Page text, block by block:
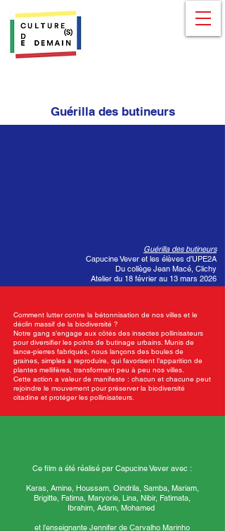
Guérilla des butineurs
Guérilla des butineurs
Capucine Vever et les élèves d’UPE2A
Du collège Jean Macé, Clichy
Atelier du 18 février au 13 mars 2026
Comment lutter contre la bétonnisation de nos villes et le
déclin massif de la biodiversité ?
Notre gang s’engage aux côtés des insectes pollinisateurs
pour diversifier les points de butinage urbains. Munis de
lance-pierres fabriqués, nous lançons des boules de
graines, simples à reproduire, qui favorisent l’apparition de
plantes mellifères, transformant peu à peu nos villes.
Cette action a valeur de manifeste : chacun et chacune peut
rejoindre le mouvement pour préserver la biodiversité
citadine et protéger les pollinisateurs.
Ce film a été réalisé par Capucine Vever avec :
Karas, Amine, Houssam, Oindrila, Samba, Mariam,
Brigitte, Fatima, Maryorie, Lina, Nibir, Fatimata,
Ibrahim, Adam, Mohamed
et l’enseignante Jennifer de Carvalho Marinho